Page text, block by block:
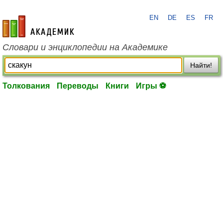
academic.ru
EN DE ES FR
Словари и энциклопедии на Академике
Найти!
Толкования Переводы Книги Игры ⚽